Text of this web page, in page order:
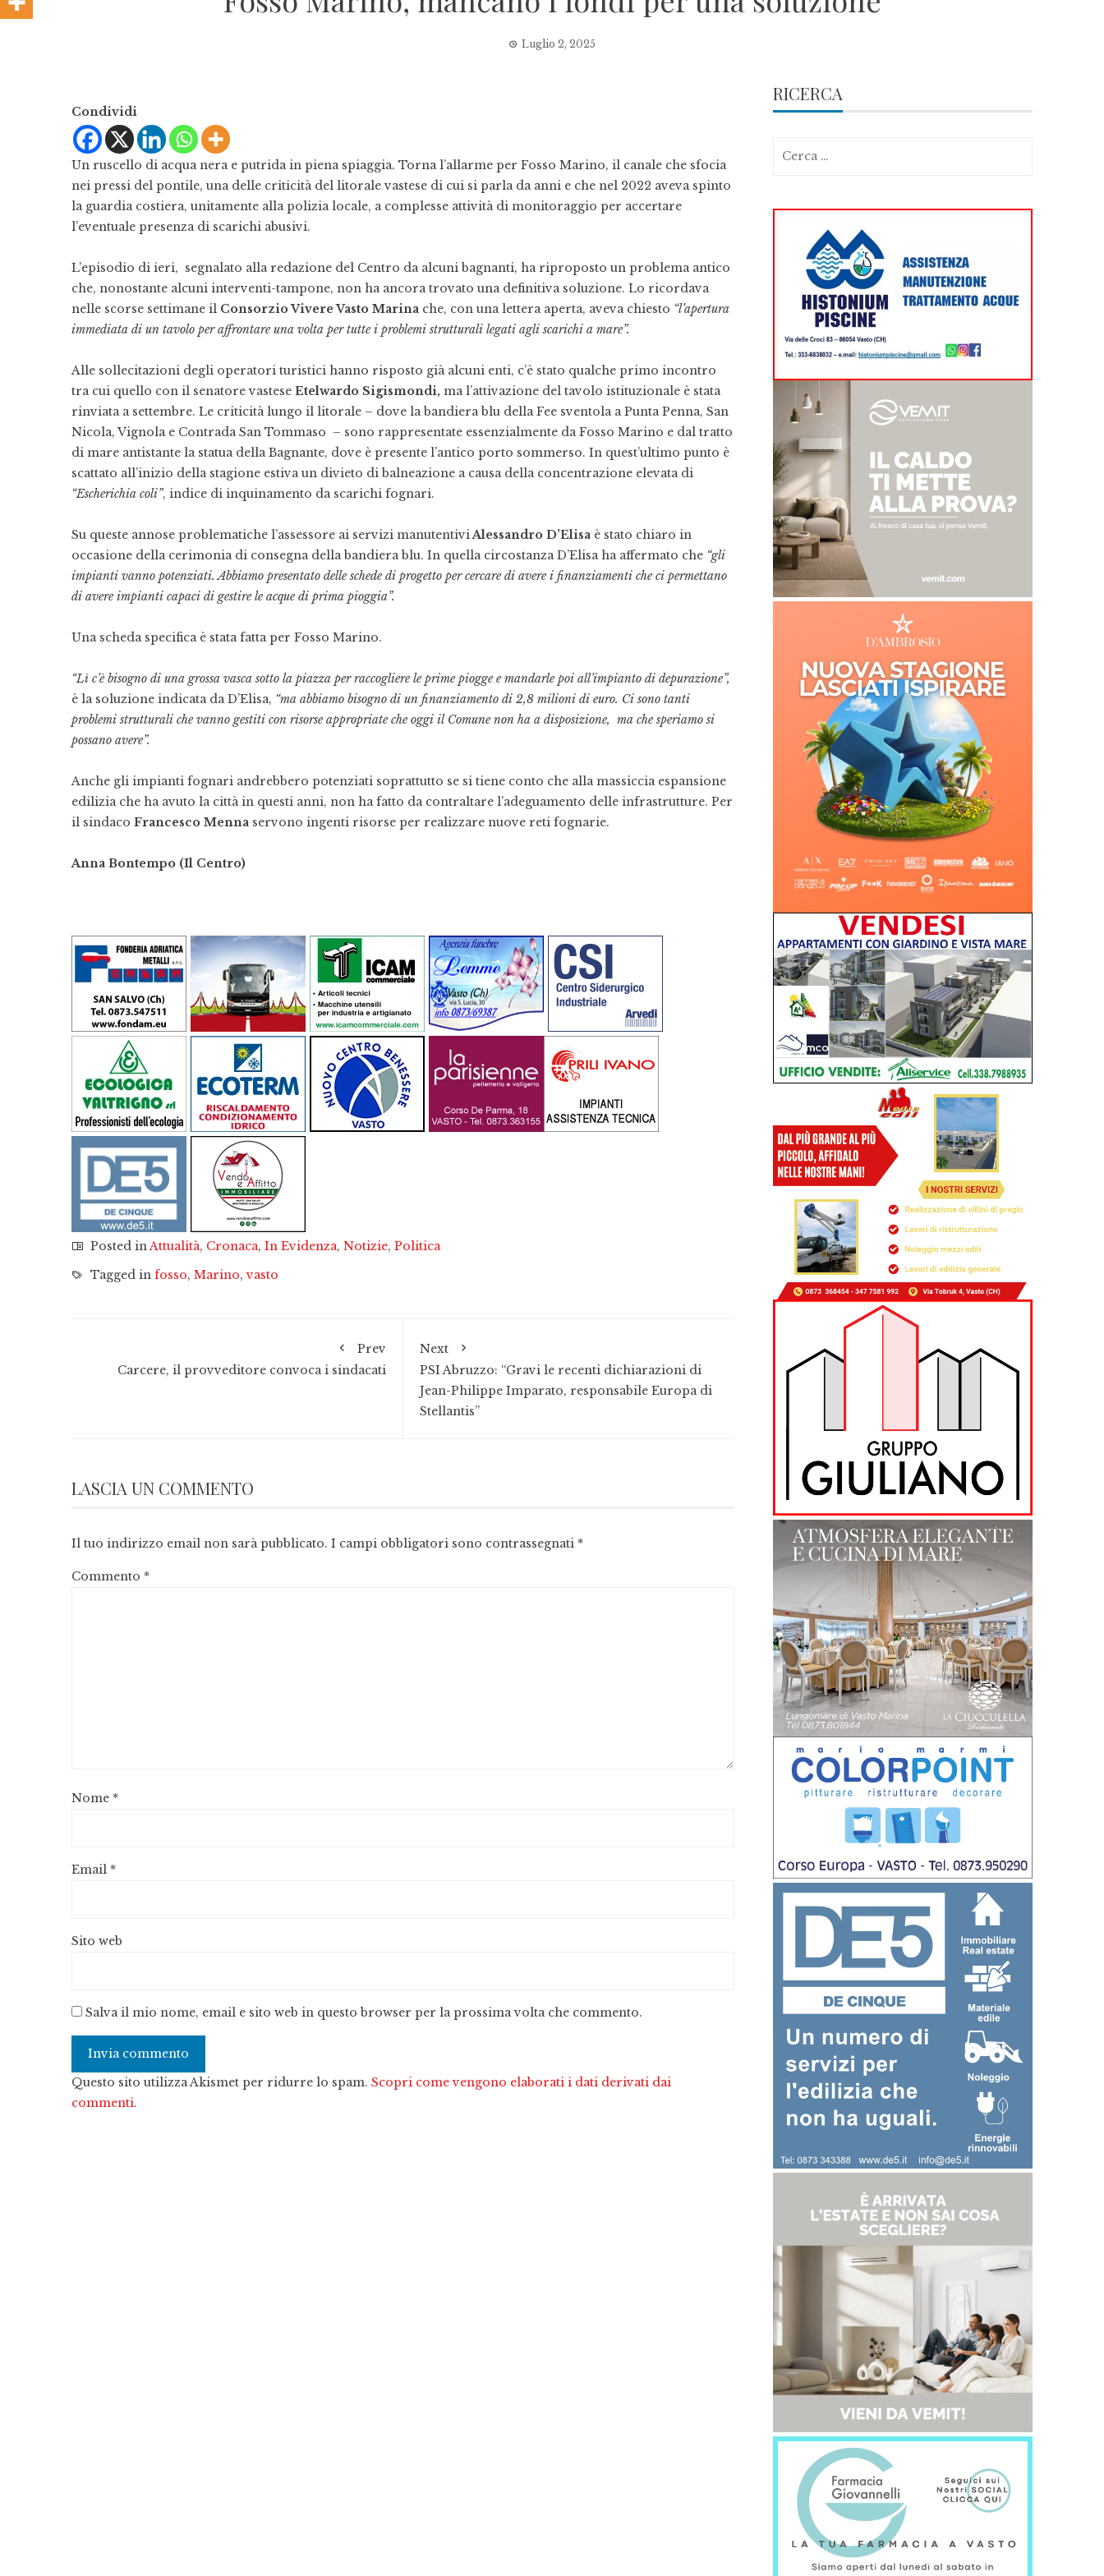
Luglio 2, 2025
Condividi
Un ruscello di acqua nera e putrida in piena spiaggia. Torna l’allarme per Fosso Marino, il canale che sfocia
nei pressi del pontile, una delle criticità del litorale vastese di cui si parla da anni e che nel 2022 aveva spinto
la guardia costiera, unitamente alla polizia locale, a complesse attività di monitoraggio per accertare
l’eventuale presenza di scarichi abusivi.
L’episodio di ieri, segnalato alla redazione del Centro da alcuni bagnanti, ha riproposto un problema antico
che, nonostante alcuni interventi-tampone, non ha ancora trovato una definitiva soluzione. Lo ricordava
nelle scorse settimane il Consorzio Vivere Vasto Marina che, con una lettera aperta, aveva chiesto “l’apertura
immediata di un tavolo per affrontare una volta per tutte i problemi strutturali legati agli scarichi a mare”.
Alle sollecitazioni degli operatori turistici hanno risposto già alcuni enti, c’è stato qualche primo incontro
tra cui quello con il senatore vastese Etelwardo Sigismondi, ma l’attivazione del tavolo istituzionale è stata
rinviata a settembre. Le criticità lungo il litorale – dove la bandiera blu della Fee sventola a Punta Penna, San
Nicola, Vignola e Contrada San Tommaso – sono rappresentate essenzialmente da Fosso Marino e dal tratto
di mare antistante la statua della Bagnante, dove è presente l’antico porto sommerso. In quest’ultimo punto è
scattato all’inizio della stagione estiva un divieto di balneazione a causa della concentrazione elevata di
“Escherichia coli”, indice di inquinamento da scarichi fognari.
Su queste annose problematiche l’assessore ai servizi manutentiviAlessandro D’Elisa è stato chiaro in
occasione della cerimonia di consegna della bandiera blu. In quella circostanza D’Elisa ha affermato che “gli
impianti vanno potenziati. Abbiamo presentato delle schede di progetto per cercare di avere i finanziamenti che ci permettano
di avere impianti capaci di gestire le acque di prima pioggia”.
Una scheda specifica è stata fatta per Fosso Marino.
“Lì c’è bisogno di una grossa vasca sotto la piazza per raccogliere le prime piogge e mandarle poi all’impianto di depurazione”,
è la soluzione indicata da D’Elisa, “ma abbiamo bisogno di un finanziamento di 2,8 milioni di euro. Ci sono tanti
problemi strutturali che vanno gestiti con risorse appropriate che oggi il Comune non ha a disposizione, ma che speriamo si
possano avere”.
Anche gli impianti fognari andrebbero potenziati soprattutto se si tiene conto che alla massiccia espansione
edilizia che ha avuto la città in questi anni, non ha fatto da contraltare l’adeguamento delle infrastrutture. Per
il sindaco Francesco Menna servono ingenti risorse per realizzare nuove reti fognarie.
Anna Bontempo (Il Centro)
Posted inAttualità, Cronaca, In Evidenza, Notizie, Politica
Tagged in fosso, Marino,vasto
Prev
Carcere, il provveditore convoca i sindacati
Next
PSI Abruzzo: “Gravi le recenti dichiarazioni di
Jean-Philippe Imparato, responsabile Europa di
Stellantis”
LASCIA UN COMMENTO
Il tuo indirizzo email non sarà pubblicato. I campi obbligatori sono contrassegnati *
Commento *
Nome *
Email *
Sito web
Salva il mio nome, email e sito web in questo browser per la prossima volta che commento.
Questo sito utilizza Akismet per ridurre lo spam. Scopri come vengono elaborati i dati derivati dai
commenti.
RICERCA